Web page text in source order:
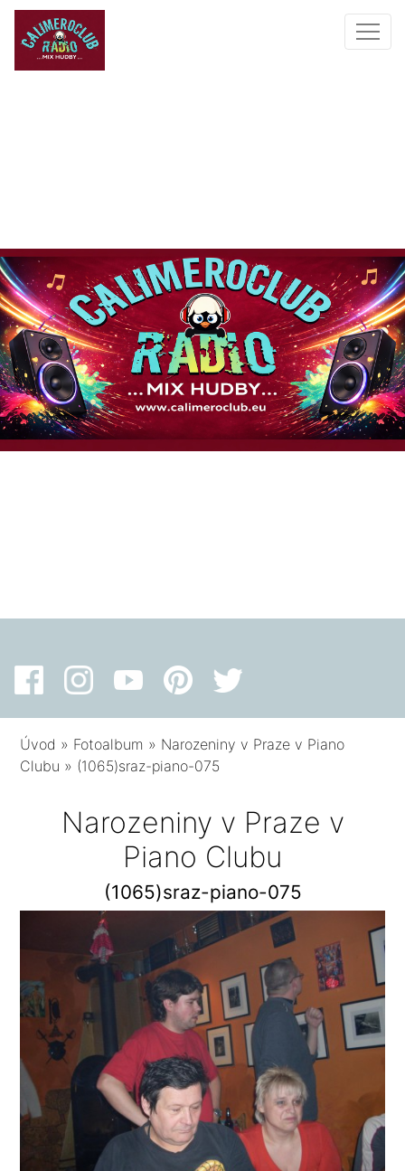
Úvod » Fotoalbum » Narozeniny v Praze v Piano
Clubu » (1065)sraz-piano-075
Narozeniny v Praze v
Piano Clubu
(1065)sraz-piano-075